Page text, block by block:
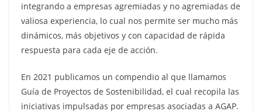
integrando a empresas agremiadas y no agremiadas de
valiosa experiencia, lo cual nos permite ser mucho más
dinámicos, más objetivos y con capacidad de rápida
respuesta para cada eje de acción.
En 2021 publicamos un compendio al que llamamos
Guía de Proyectos de Sostenibilidad, el cual recopila las
iniciativas impulsadas por empresas asociadas a AGAP.